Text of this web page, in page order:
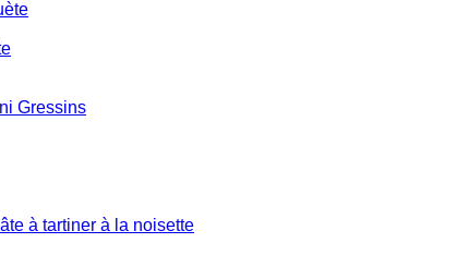
Gressins
à tartiner à la noisette